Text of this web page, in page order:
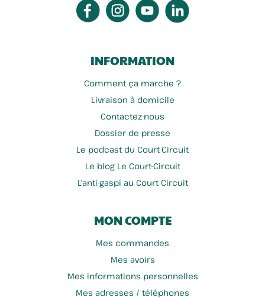
Chèvrerie Du Tannay Ferme Courcol
Jeorges - Orges Et Chicorée
INFORMATION
Comment ça marche ?
Livraison à domicile
Contactez-nous
Dossier de presse
Le podcast du Court-Circuit
Le blog Le Court-Circuit
L'anti-gaspi au Court Circuit
MON COMPTE
Mes commandes
Mes avoirs
Mes informations personnelles
Mes adresses / téléphones